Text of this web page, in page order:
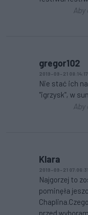
gregor102
2019-09-21 08:14:17
Nie stać ich
"igrzysk", w
Klara
2019-09-21 07:06:31
Najgorzej to
pominęła
przed